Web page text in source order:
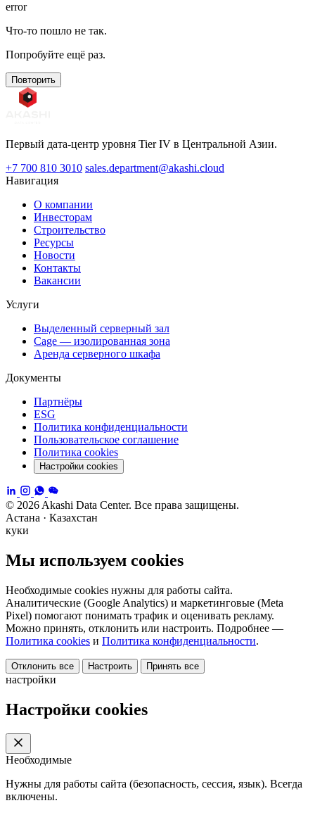
error
Что-то пошло не так.
Попробуйте ещё раз.
Повторить
Первый дата-центр уровня Tier IV в Центральной Азии.
+7 700 810 3010 sales.department@akashi.cloud
Навигация
О компании
Инвесторам
Строительство
Ресурсы
Новости
Контакты
Вакансии
Услуги
Выделенный серверный зал
Cage — изолированная зона
Аренда серверного шкафа
Документы
Партнёры
ESG
Политика конфиденциальности
Пользовательское соглашение
Политика cookies
Настройки cookies
© 2026 Akashi Data Center. Все права защищены.
Астана · Казахстан
куки
Мы используем cookies
Необходимые cookies нужны для работы сайта.
Аналитические (Google Analytics) и маркетинговые (Meta
Pixel) помогают понимать трафик и оценивать рекламу.
Можно принять, отклонить или настроить. Подробнее —
Политика cookies и Политика конфиденциальности.
Отклонить все Настроить Принять все
настройки
Настройки cookies
Необходимые
Нужны для работы сайта (безопасность, сессия, язык). Всегда
включены.